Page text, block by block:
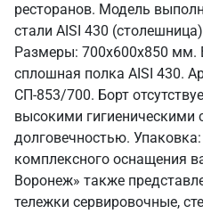
ресторанов. Модель
стали AISI 430
Размеры: 700x600x850 мм.
сплошная полка AISI 430.
СП-853/700. Борт
высокими гигиеническими
долговечностью.
комплексного оснащения
Воронеж» также
тележки сервировочные,